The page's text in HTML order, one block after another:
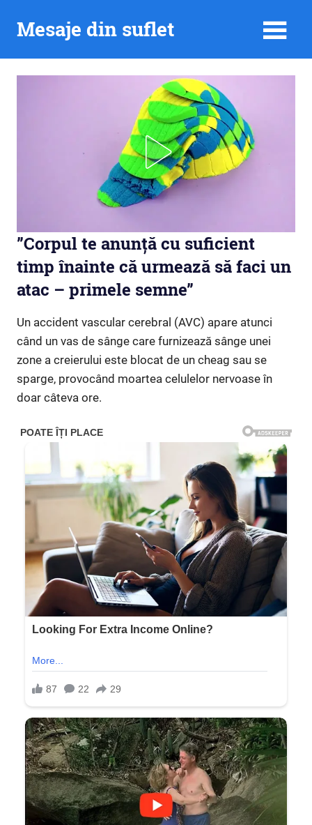
Mesaje din suflet
”Corpul te anunță cu suficient
timp înainte că urmează să faci un
atac – primele semne”
Un accident vascular cerebral (AVC) apare atunci
când un vas de sânge care furnizează sânge unei
zone a creierului este blocat de un cheag sau se
sparge, provocând moartea celulelor nervoase în
doar câteva ore.